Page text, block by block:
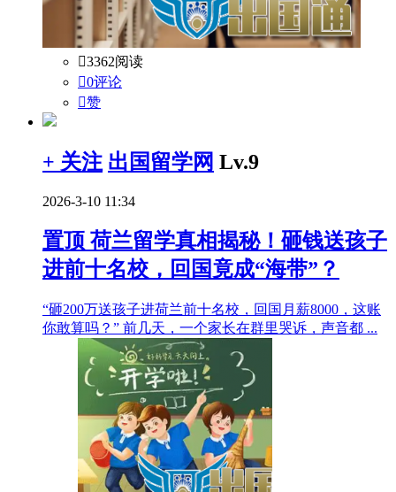
3362阅读
0评论
赞
+ 关注 出国留学网 Lv.9
2026-3-10 11:34
置顶 荷兰留学真相揭秘！砸钱送孩子
进前十名校，回国竟成“海带”？
“砸200万送孩子进荷兰前十名校，回国月薪8000，这账
你敢算吗？” 前几天，一个家长在群里哭诉，声音都 ...